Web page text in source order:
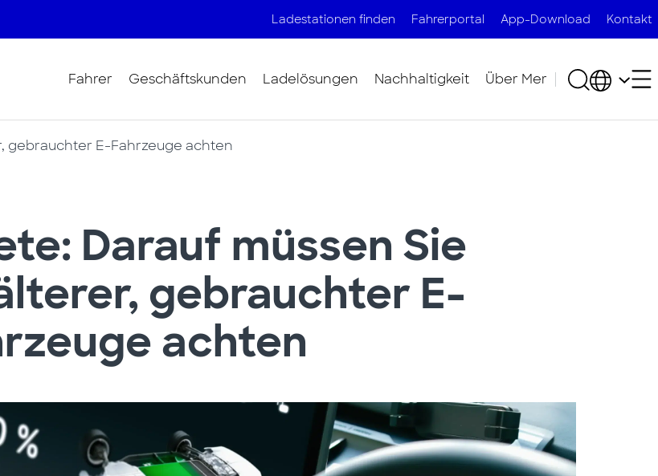
Ladestationen finden Fahrerportal App-Download Kontakt
Fahrer Geschäftskunden Ladelösungen Nachhaltigkeit Über Mer​
gebrauchter E-Fahrzeuge achten
Darauf müssen Sie
gebrauchter E-
achten